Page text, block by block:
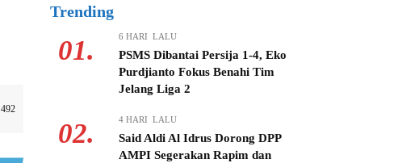
492
Trending
01. 6 HARI LALU
PSMS Dibantai Persija 1-4, Eko
Purdjianto Fokus Benahi Tim
Jelang Liga 2
02. 4 HARI LALU
Said Aldi Al Idrus Dorong DPP
AMPI Segerakan Rapim dan